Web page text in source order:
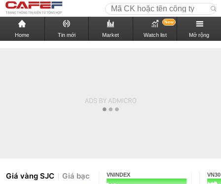
Home Tin mới Market Watch list
New
Mở rộng
Giá vàng SJC Giá bạc VNINDEX VN30